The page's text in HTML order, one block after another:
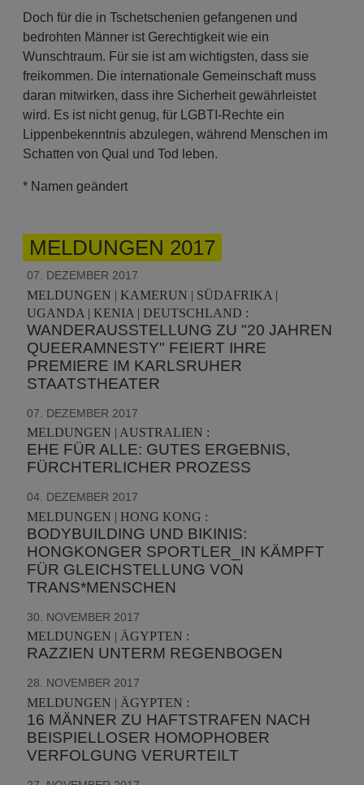
Doch für die in Tschetschenien gefangenen und
bedrohten Männer ist Gerechtigkeit wie ein
Wunschtraum. Für sie ist am wichtigsten, dass sie
freikommen. Die internationale Gemeinschaft muss
daran mitwirken, dass ihre Sicherheit gewährleistet
wird. Es ist nicht genug, für LGBTI-Rechte ein
Lippenbekenntnis abzulegen, während Menschen im
Schatten von Qual und Tod leben.
* Namen geändert
MELDUNGEN 2017
07. DEZEMBER 2017
MELDUNGEN | KAMERUN | SÜDAFRIKA |
UGANDA | KENIA | DEUTSCHLAND :
WANDERAUSSTELLUNG ZU "20 JAHREN
QUEERAMNESTY" FEIERT IHRE
PREMIERE IM KARLSRUHER
STAATSTHEATER
07. DEZEMBER 2017
MELDUNGEN | AUSTRALIEN :
EHE FÜR ALLE: GUTES ERGEBNIS,
FÜRCHTERLICHER PROZESS
04. DEZEMBER 2017
MELDUNGEN | HONG KONG :
BODYBUILDING UND BIKINIS:
HONGKONGER SPORTLER_IN KÄMPFT
FÜR GLEICHSTELLUNG VON
TRANS*MENSCHEN
30. NOVEMBER 2017
MELDUNGEN | ÄGYPTEN :
RAZZIEN UNTERM REGENBOGEN
28. NOVEMBER 2017
MELDUNGEN | ÄGYPTEN :
16 MÄNNER ZU HAFTSTRAFEN NACH
BEISPIELLOSER HOMOPHOBER
VERFOLGUNG VERURTEILT